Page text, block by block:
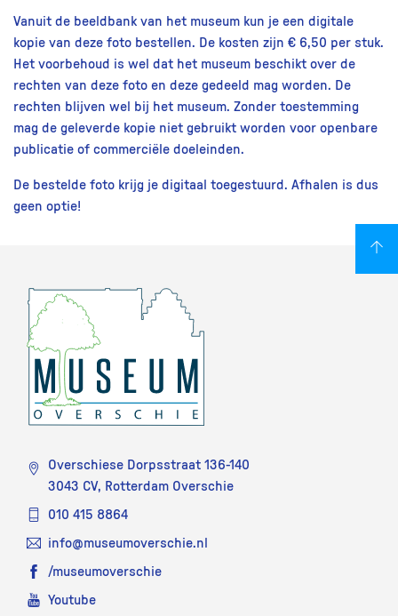
Vanuit de beeldbank van het museum kun je een digitale
kopie van deze foto bestellen. De kosten zijn € 6,50 per stuk.
Het voorbehoud is wel dat het museum beschikt over de
rechten van deze foto en deze gedeeld mag worden. De
rechten blijven wel bij het museum. Zonder toestemming
mag de geleverde kopie niet gebruikt worden voor openbare
publicatie of commerciële doeleinden.
De bestelde foto krijg je digitaal toegestuurd. Afhalen is dus
geen optie!
Overschiese Dorpsstraat 136-140
3043 CV, Rotterdam Overschie
010 415 8864
info@museumoverschie.nl
/museumoverschie
Youtube